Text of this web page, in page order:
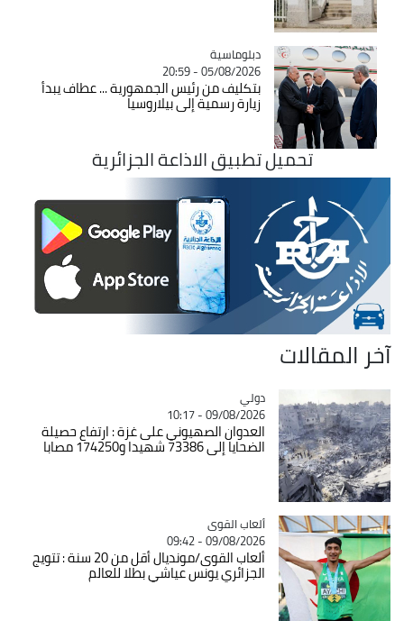
Catégorie
دبلوماسية
05/08/2026 - 20:59
بتكليف من رئيس الجمهورية ... عطاف يبدأ
زيارة رسمية إلى بيلاروسيا
تحميل تطبيق الاذاعة الجزائرية
آخر المقالات
Catégorie
دولي
09/08/2026 - 10:17
العدوان الصهيوني على غزة : ارتفاع حصيلة
الضحايا إلى 73386 شهيدا و174250 مصابا
Catégorie
ألعاب القوى
09/08/2026 - 09:42
ألعاب القوى/مونديال أقل من 20 سنة : تتويج
الجزائري يونس عياشي بطلا للعالم